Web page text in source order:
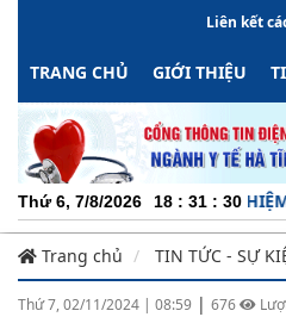
Liên kết
TRANG CHỦ GIỚI THIỆU
Thứ 6, 7/8/2026 18 : 31 : 32
- TRÁCH NHIỆM - NĂNG
Trang chủ TIN TỨC - SỰ
Thứ 7, 02/11/2024 | 08:59 | 676